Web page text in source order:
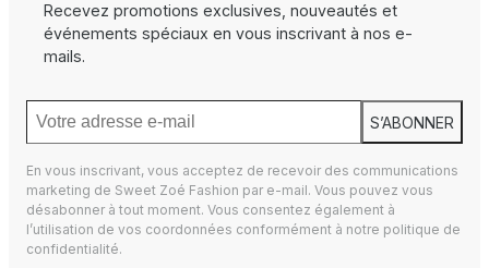
Recevez promotions exclusives, nouveautés et
événements spéciaux en vous inscrivant à nos e-
mails.
S’ABONNER
En vous inscrivant, vous acceptez de recevoir des communications
marketing de Sweet Zoé Fashion par e-mail. Vous pouvez vous
désabonner à tout moment. Vous consentez également à
l’utilisation de vos coordonnées conformément à notre politique de
confidentialité.